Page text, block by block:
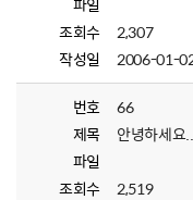
파일
조회수
2,307
작성일
2006-01-
번호
66
제목
안녕하세요
파일
조회수
2,519